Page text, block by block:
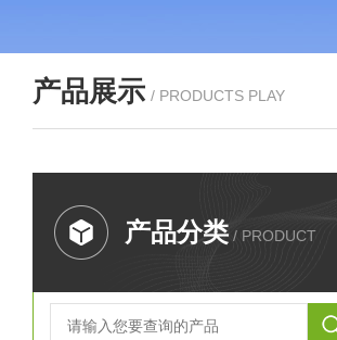
产品展示 / PRODUCTS PLAY
产品分类 / PRODUCT